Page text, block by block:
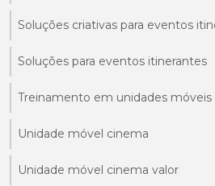
Soluções criativas para eventos
Soluções para eventos itinerantes
Treinamento em unidades móveis
Unidade móvel cinema
Unidade móvel cinema valor